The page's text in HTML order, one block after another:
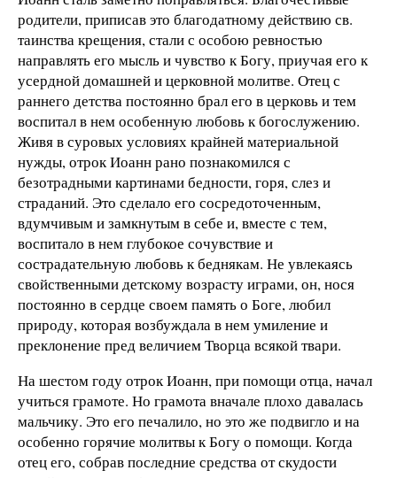
родители, приписав это благодатному действию св.
таинства крещения, стали с особою ревностью
направлять его мысль и чувство к Богу, приучая его к
усердной домашней и церковной молитве. Отец с
раннего детства постоянно брал его в церковь и тем
воспитал в нем особенную любовь к богослужению.
Живя в суровых условиях крайней материальной
нужды, отрок Иоанн рано познакомился с
безотрадными картинами бедности, горя, слез и
страданий. Это сделало его сосредоточенным,
вдумчивым и замкнутым в себе и, вместе с тем,
воспитало в нем глубокое сочувствие и
сострадательную любовь к беднякам. Не увлекаясь
свойственными детскому возрасту играми, он, нося
постоянно в сердце своем память о Боге, любил
природу, которая возбуждала в нем умиление и
преклонение пред величием Творца всякой твари.
На шестом году отрок Иоанн, при помощи отца, начал
учиться грамоте. Но грамота вначале плохо давалась
мальчику. Это его печалило, но это же подвигло и на
особенно горячие молитвы к Богу о помощи. Когда
отец его, собрав последние средства от скудости